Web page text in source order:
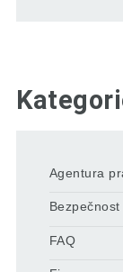
Agentura
Bezpečnost
FAQ